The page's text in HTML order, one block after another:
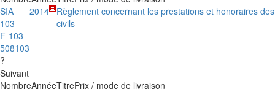
SIA
103
F-103
508103
?
2014
Règlement concernant les prestations et honoraires
civils
Suivant
NombreAnnéeTitrePrix / mode de livraison